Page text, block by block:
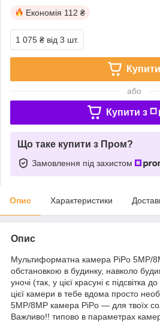
Економія 112 ₴
1 075 ₴ від 3 шт.
Купити
або
Купити з
Що таке купити з Пром?
Замовлення під захистом
Опис Характеристики
Опис
Мультиформатна камера PiPo 5MP/
обстановкою в будинку, навколо
уночі (так, у цієї красуні є підсвітка
цієї камери в тебе вдома просто
5MP/8MP камера PiPo — для твоїх
Важливо!! типово в параметрах